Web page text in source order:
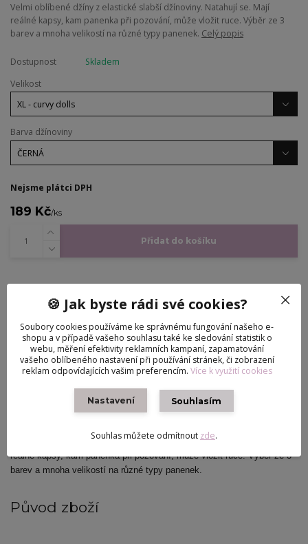
Velmi oblíbené džíny z elastické slabší džínoviny. Natahují se. Mají
reálné kapsy, kam panenka při pozování, může vložit ruce. Výběr ze 3
barev a mnoha velikostí na různé typy panenek. Celý popis
Dostupnost
Skladem
Velikost
Barva džínoviny
Nejsme plátci DPH
189 Kč/ks
Přidat do košíku
Hlídat cenu / dostupnost
Popis výrobku Komentáře 0
Popis výrobku
Velmi oblíbené džíny z elastické slabší džínoviny. Natahují se. Mají
reálné kapsy, kam panenka při pozování, může vložit ruce. Výběr ze 3
barev a mnoha velikostí na různé typy panenek.
Původ zboží
🍪 Jak byste rádi své cookies?
Soubory cookies používáme ke správnému fungování našeho e-
shopu a v případě vašeho souhlasu také ke sledování statistik o
webu, měření efektivity reklamních kampaní, zapamatování
vašeho oblíbeného nastavení při používání stránek, či zobrazení
reklam odpovídajících vašim preferencím. Více k využití cookies
Nastavení Souhlasím
Souhlas můžete odmítnout zde.